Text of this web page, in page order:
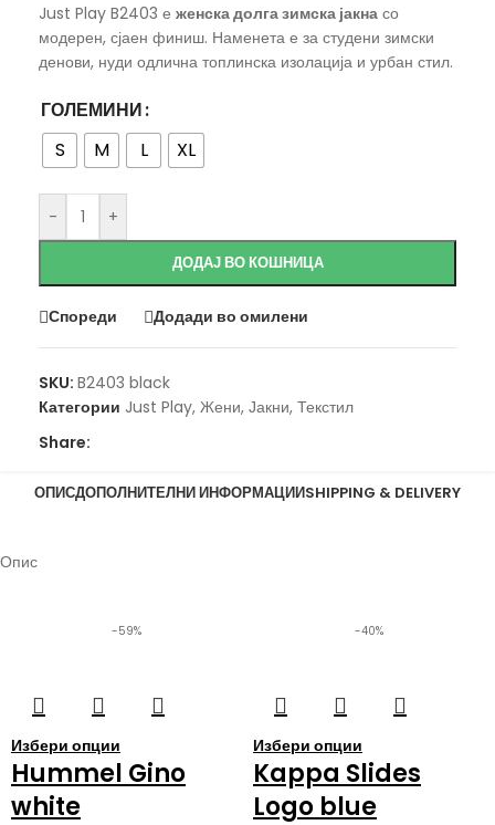
Just Play B2403 е женска долга зимска јакна со
модерен, сјаен финиш. Наменета е за студени зимски
денови, нуди одлична топлинска изолација и урбан стил.
ГОЛЕМИНИ
S
M L XL
- +
ДОДАЈ ВО КОШНИЦА
Спореди Додади во омилени
SKU: B2403 black
Категории Just Play, Жени, Јакни, Текстил
Share:
ОПИСДОПОЛНИТЕЛНИ ИНФОРМАЦИИSHIPPING & DELIVERY
Опис
-59%
Избери опции
Hummel Gino
white
-40%
Избери опции
Kappa Slides
Logo blue